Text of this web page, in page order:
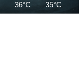
36°C 35°C